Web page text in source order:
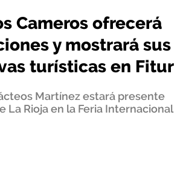
Cameros ofrecerá
y mostrará sus
turísticas en Fitur
Martínez estará presente
La Rioja en la Feria Internacional